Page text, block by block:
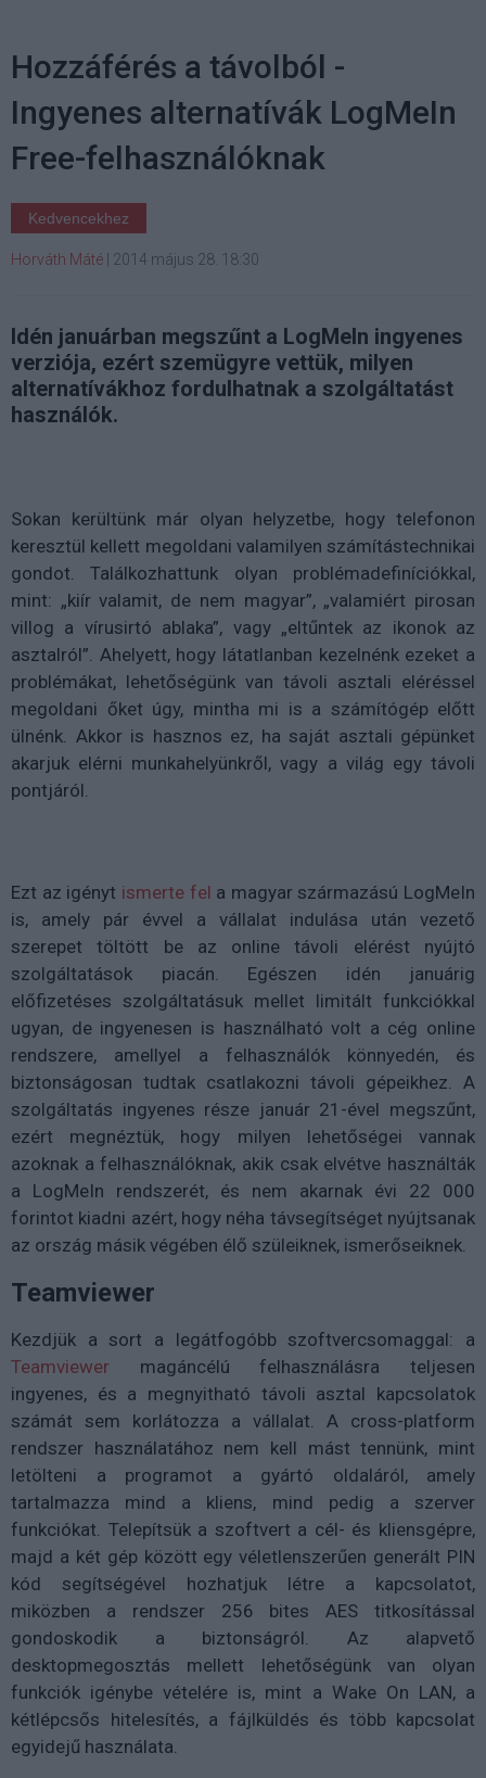
Hozzáférés a távolból -
Ingyenes alternatívák LogMeIn
Free-felhasználóknak
Kedvencekhez
Horváth Máté 2014 május 28. 18:30
Idén januárban megszűnt a LogMeIn ingyenes
verziója, ezért szemügyre vettük, milyen
alternatívákhoz fordulhatnak a szolgáltatást
használók.
Sokan kerültünk már olyan helyzetbe, hogy telefonon
keresztül kellett megoldani valamilyen számítástechnikai
gondot. Találkozhattunk olyan problémadefiníciókkal,
mint: „kiír valamit, de nem magyar”, „valamiért pirosan
villog a vírusirtó ablaka”, vagy „eltűntek az ikonok az
asztalról”. Ahelyett, hogy látatlanban kezelnénk ezeket a
problémákat, lehetőségünk van távoli asztali eléréssel
megoldani őket úgy, mintha mi is a számítógép előtt
ülnénk. Akkor is hasznos ez, ha saját asztali gépünket
akarjuk elérni munkahelyünkről, vagy a világ egy távoli
pontjáról.
Ezt az igényt ismerte fel a magyar származású LogMeIn
is, amely pár évvel a vállalat indulása után vezető
szerepet töltött be az online távoli elérést nyújtó
szolgáltatások piacán. Egészen idén januárig
előfizetéses szolgáltatásuk mellet limitált funkciókkal
ugyan, de ingyenesen is használható volt a cég online
rendszere, amellyel a felhasználók könnyedén, és
biztonságosan tudtak csatlakozni távoli gépeikhez. A
szolgáltatás ingyenes része január 21-ével megszűnt,
ezért megnéztük, hogy milyen lehetőségei vannak
azoknak a felhasználóknak, akik csak elvétve használták
a LogMeIn rendszerét, és nem akarnak évi 22 000
forintot kiadni azért, hogy néha távsegítséget nyújtsanak
az ország másik végében élő szüleiknek, ismerőseiknek.
Teamviewer
Kezdjük a sort a legátfogóbb szoftvercsomaggal: a
Teamviewer magáncélú felhasználásra teljesen
ingyenes, és a megnyitható távoli asztal kapcsolatok
számát sem korlátozza a vállalat. A cross-platform
rendszer használatához nem kell mást tennünk, mint
letölteni a programot a gyártó oldaláról, amely
tartalmazza mind a kliens, mind pedig a szerver
funkciókat. Telepítsük a szoftvert a cél- és kliensgépre,
majd a két gép között egy véletlenszerűen generált PIN
kód segítségével hozhatjuk létre a kapcsolatot,
miközben a rendszer 256 bites AES titkosítással
gondoskodik a biztonságról. Az alapvető
desktopmegosztás mellett lehetőségünk van olyan
funkciók igénybe vételére is, mint a Wake On LAN, a
kétlépcsős hitelesítés, a fájlküldés és több kapcsolat
egyidejű használata.